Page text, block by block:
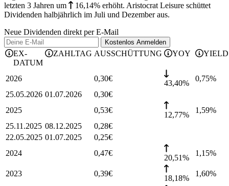
letzten 3 Jahren um 16,14% erhöht. Aristocrat Leisure schüttet
Dividenden halbjährlich im Juli und Dezember aus.
Neue Dividenden direkt per E-Mail
Kostenlos Anmelden
EX-
DATUM
ZAHLTAG AUSSCHÜTTUNG YOY YIELD
2026 0,30€
43,40%
0,75%
25.05.2026 01.07.2026 0,30€
2025
0,53€
12,77%
1,59%
25.11.2025 08.12.2025 0,28€
22.05.2025 01.07.2025 0,25€
2024
0,47€
20,51%
1,15%
2023 0,39€
18,18%
1,60%